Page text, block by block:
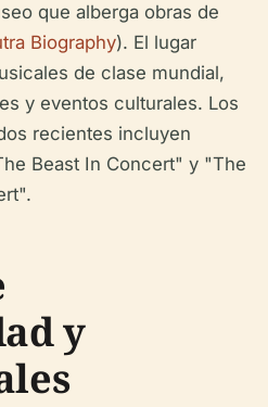
que alberga obras de
Biography). El lugar
de clase mundial,
y eventos culturales. Los
recientes incluyen
Beast In Concert" y "The
y